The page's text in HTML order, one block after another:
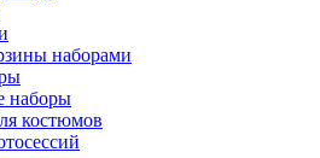
наборами
наборы
костюмов